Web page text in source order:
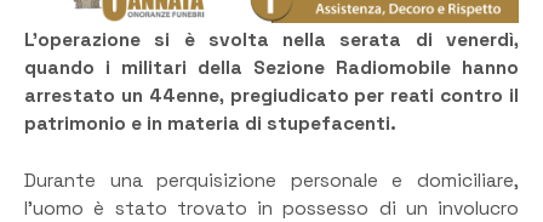
L’operazione si è svolta nella serata di venerdì,
quando i militari della Sezione Radiomobile hanno
arrestato un 44enne, pregiudicato per reati contro il
patrimonio e in materia di stupefacenti.
Durante una perquisizione personale e domiciliare,
l’uomo è stato trovato in possesso di un involucro